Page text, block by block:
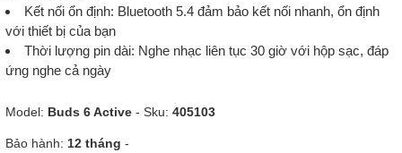
Kết nối ổn định: Bluetooth 5.4 đảm bảo kết nối nhanh, ổn định
với thiết bị của bạn
Thời lượng pin dài: Nghe nhạc liên tục 30 giờ với hộp sạc, đáp
ứng nghe cả ngày
Model: Buds 6 Active - Sku: 405103
Bảo hành: 12 tháng -